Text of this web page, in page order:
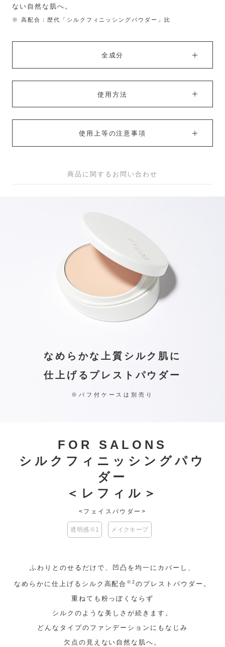
ない自然な肌へ。
※ 高配合：歴代「シルクフィニッシングパウダー」比
全成分
使用方法
使用上等の注意事項
商品に関するお問い合わせ
なめらかな上質シルク肌に
仕上げるプレストパウダー
※パフ付ケースは別売り
FOR SALONS
シルクフィニッシングパウ
ダー
＜レフィル＞
<フェイスパウダー>
透明感※1 メイクキープ
ふわりとのせるだけで、凹凸を均一にカバーし、
なめらかに仕上げるシルク高配合 ※2 のプレストパウダー。
重ねても粉っぽくならず
シルクのような美しさが続きます。
どんなタイプのファンデーションにもなじみ
欠点の見えない自然な肌へ。